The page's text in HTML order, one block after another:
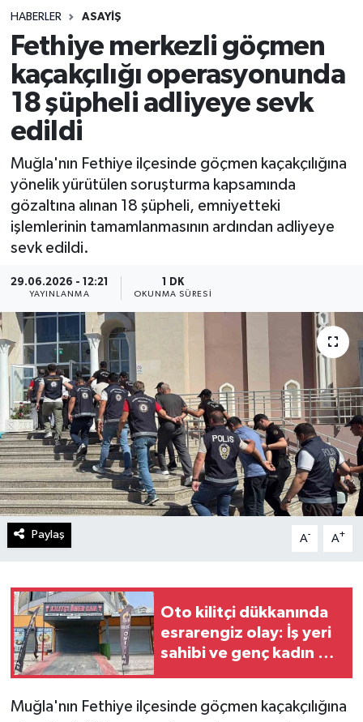
HABERLER ASAYIŞ
Fethiye merkezli göçmen
kaçakçılığı operasyonunda
18 şüpheli adliyeye sevk
edildi
Muğla'nın Fethiye ilçesinde göçmen kaçakçılığına
yönelik yürütülen soruşturma kapsamında
gözaltına alınan 18 şüpheli, emniyetteki
işlemlerinin tamamlanmasının ardından adliyeye
sevk edildi.
29.06.2026 - 12:21
YAYINLANMA
1 DK
OKUNMA SÜRESI
Paylaş A- A+
Oto kilitçi dükkanında
esrarengiz olay: İş yeri
sahibi ve genç kadın ölü
Muğla'nın Fethiye ilçesinde göçmen kaçakçılığına
Spor
Teknoloji